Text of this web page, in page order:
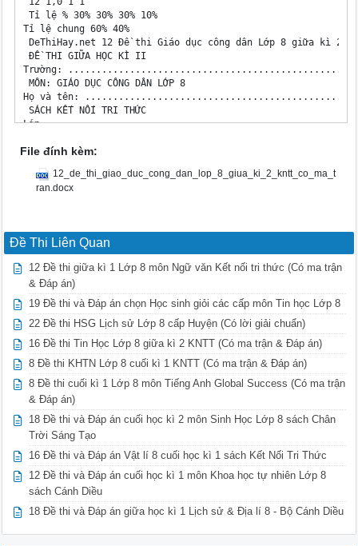
File đính kèm:
12_de_thi_giao_duc_cong_dan_lop_8_giua_ki_2_kntt_co_ma_t
ran.docx
Đề Thi Liên Quan
12 Đề thi giữa kì 1 Lớp 8 môn Ngữ văn Kết nối tri thức (Có ma trận
& Đáp án)
19 Đề thi và Đáp án chọn Học sinh giỏi các cấp môn Tin học Lớp 8
22 Đề thi HSG Lịch sử Lớp 8 cấp Huyện (Có lời giải chuẩn)
16 Đề thi Tin Học Lớp 8 giữa kì 2 KNTT (Có ma trận & Đáp án)
8 Đề thi KHTN Lớp 8 cuối kì 1 KNTT (Có ma trận & Đáp án)
8 Đề thi cuối kì 1 Lớp 8 môn Tiếng Anh Global Success (Có ma trận
& Đáp án)
18 Đề thi và Đáp án cuối học kì 2 môn Sinh Học Lớp 8 sách Chân
Trời Sáng Tạo
16 Đề thi và Đáp án Vật lí 8 cuối học kì 1 sách Kết Nối Tri Thức
12 Đề thi và Đáp án cuối học kì 1 môn Khoa học tự nhiên Lớp 8
sách Cánh Diều
18 Đề thi và Đáp án giữa học kì 1 Lịch sử & Địa lí 8 - Bộ Cánh Diều